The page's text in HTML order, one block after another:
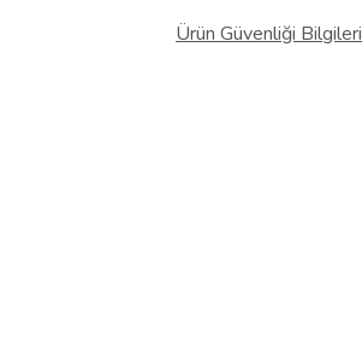
Ürün Güvenliği Bilgileri